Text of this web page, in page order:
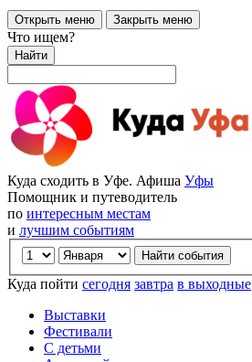
Открыть меню Закрыть меню
Что ищем?
Найти
Куда сходить в Уфе. Афиша Уфы
Помощник и путеводитель
по интересным местам
и лучшим событиям
Куда пойти сегодня завтра в выходные
Выставки
Фестивали
С детьми